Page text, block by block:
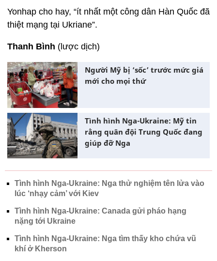
Yonhap cho hay, “ít nhất một công dân Hàn Quốc đã
thiệt mạng tại Ukriane”.
Thanh Bình (lược dịch)
Người Mỹ bị ‘sốc’ trước mức giá
mới cho mọi thứ
Tình hình Nga-Ukraine: Mỹ tin
rằng quân đội Trung Quốc đang
giúp đỡ Nga
Tình hình Nga-Ukraine: Nga thử nghiệm tên lửa vào
lúc ‘nhạy cảm’ với Kiev
Tình hình Nga-Ukraine: Canada gửi pháo hạng
nặng tới Ukraine
Tình hình Nga-Ukraine: Nga tìm thấy kho chứa vũ
khí ở Kherson